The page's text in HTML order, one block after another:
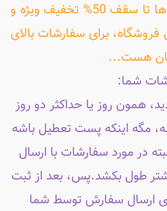
انجام می شود و کلیه کتاب ها تا سقف 50% تخفیف ویژه و
برای سفارشات بالای
شما:
همون روز یا حداکثر دو روز
مگه اینکه پست تعطیل باشه
در مورد سفارشات با ارسال
طول بکشد.پس، بعد از ثبت
ارسال سفارش توسط شما